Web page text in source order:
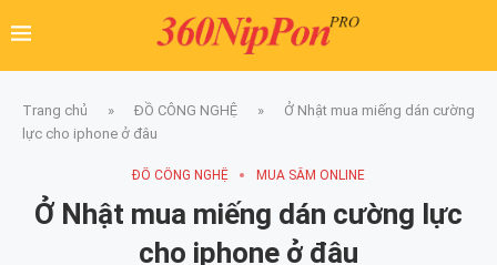
Trang chủ » ĐỒ CÔNG NGHỆ »
Ở Nhật mua miếng dán cường
lực cho iphone ở đâu
ĐỒ CÔNG NGHỆ MUA SẮM ONLINE
Ở Nhật mua miếng dán cường lực
cho iphone ở đâu